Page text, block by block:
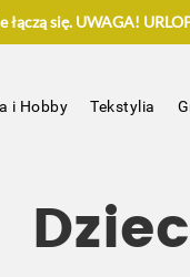
się. UWAGA!
i Hobby Tekstylia